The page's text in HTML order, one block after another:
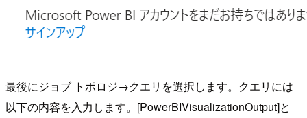
最後にジョブ トポロジ→クエリを選択します。クエリには
以下の内容を入力します。[PowerBIVisualizationOutput]と